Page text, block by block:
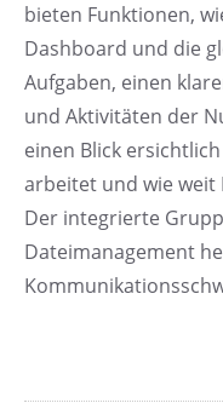
bieten Funktionen,
Dashboard und die
Aufgaben, einen
und Aktivitäten der
einen Blick
arbeitet und wie weit
Der integrierte
Dateimanagement